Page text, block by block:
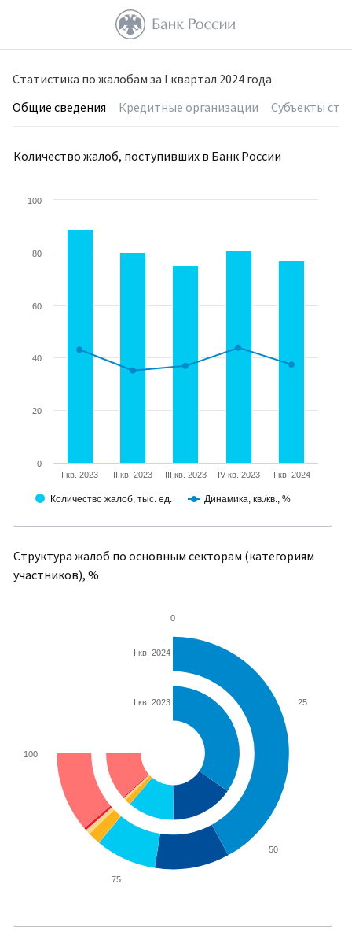
Статистика по жалобам за I квартал 2024 года
Общие сведения
Кредитные организации Субъекты
Количество жалоб, поступивших в Банк России
Количество жалоб, тыс. ед. Динамика, кв./кв., %
I кв. 2023 II кв. 2023 III кв. 2023 IV кв. 2023 I кв. 2024
0
20
40
60
80
100
Структура жалоб по основным секторам (категориям
участников), %
0
25
50
75
100
I кв. 2024
I кв. 2023